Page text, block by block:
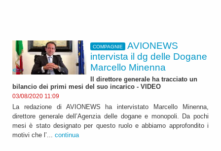
COMPAGNIE
AVIONEWS
intervista il dg delle Dogane
Marcello Minenna
Il direttore generale ha tracciato un
bilancio dei primi mesi del suo incarico - VIDEO
03/08/2020 11:09
La redazione di AVIONEWS ha intervistato Marcello Minenna,
direttore generale dell’Agenzia delle dogane e monopoli. Da pochi
mesi è stato designato per questo ruolo e abbiamo approfondito i
motivi che l’... continua